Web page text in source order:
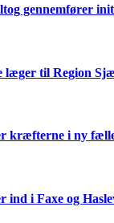
gennemfører
læger til Region
kræfterne i ny
ind i Faxe og